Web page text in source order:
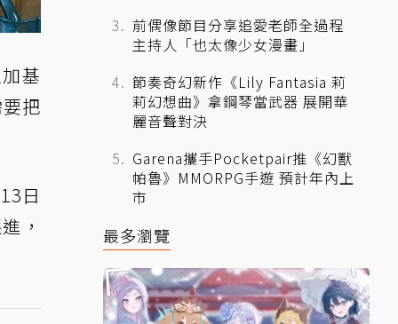
基
把
日
，
前偶像節目分享追愛老師全過程
主持人「也太像少女漫畫」
節奏奇幻新作《Lily Fantasia 莉
莉幻想曲》拿鋼琴當武器 展開華
麗音聲對決
Garena攜手Pocketpair推《幻獸
帕魯》MMORPG手遊 預計年內上
市
最多瀏覽